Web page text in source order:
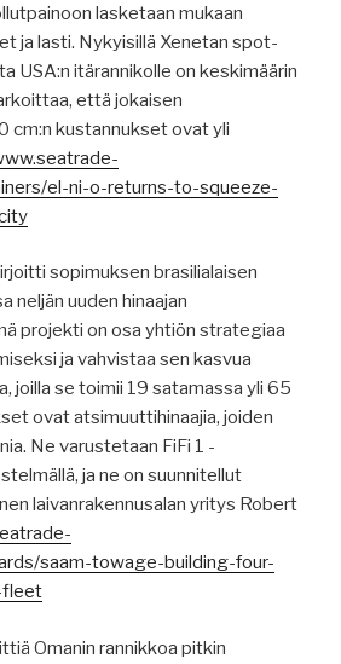
lasketaan mukaan
ja lasti. Nykyisillä Xenetan spot-
USA:n itärannikolle on keskimäärin
että jokaisen
cm:n kustannukset ovat yli
el-ni-o-returns-to-squeeze-
sopimuksen brasilialaisen
neljän uuden hinaajan
projekti on osa yhtiön strategiaa
ja vahvistaa sen kasvua
joilla se toimii 19 satamassa yli 65
ovat atsimuuttihinaajia, joiden
Ne varustetaan FiFi 1 -
ja ne on suunnitellut
laivanrakennusalan yritys Robert
saam-towage-building-four-
fleet
Omanin rannikkoa pitkin